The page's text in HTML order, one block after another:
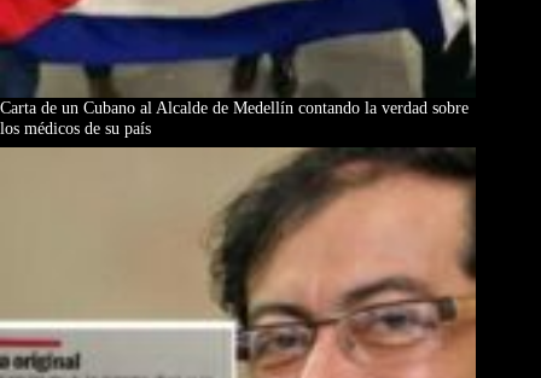
Carta de un Cubano al Alcalde de Medellín contando la verdad sobre
los médicos de su país